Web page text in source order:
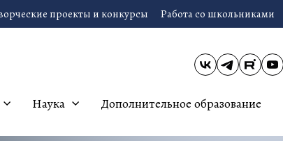
проекты и конкурсы Работа со школьниками
Наука Дополнительное образование